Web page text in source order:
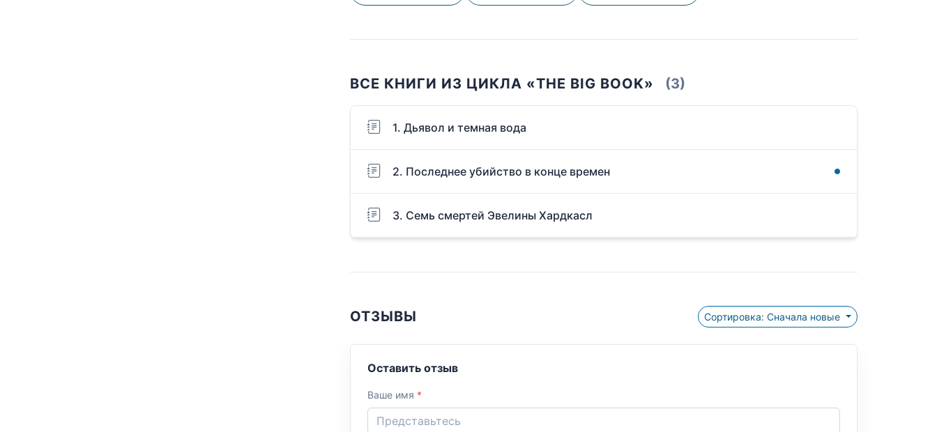
ВСЕ КНИГИ ИЗ ЦИКЛА «THE BIG BOOK» (3)
1. Дьявол и темная вода
2. Последнее убийство в конце времен
3. Семь смертей Эвелины Хардкасл
ОТЗЫВЫ Сортировка: Сначала новые
Оставить отзыв
Ваше имя *